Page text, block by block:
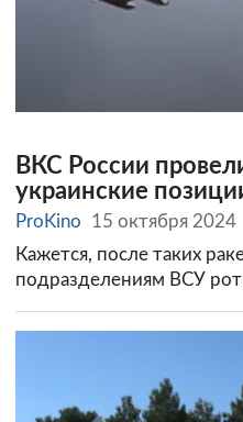
ВКС России
украинские
ProKino
15 октября 2024
Кажется, после таких
подразделениям ВСУ